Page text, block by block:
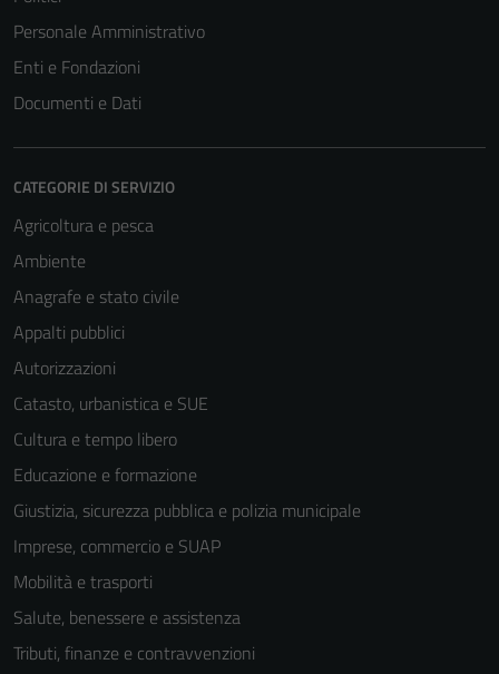
Personale Amministrativo
Enti e Fondazioni
Documenti e Dati
CATEGORIE DI SERVIZIO
Agricoltura e pesca
Ambiente
Anagrafe e stato civile
Appalti pubblici
Autorizzazioni
Catasto, urbanistica e SUE
Cultura e tempo libero
Educazione e formazione
Giustizia, sicurezza pubblica e polizia municipale
Imprese, commercio e SUAP
Mobilità e trasporti
Salute, benessere e assistenza
Tributi, finanze e contravvenzioni